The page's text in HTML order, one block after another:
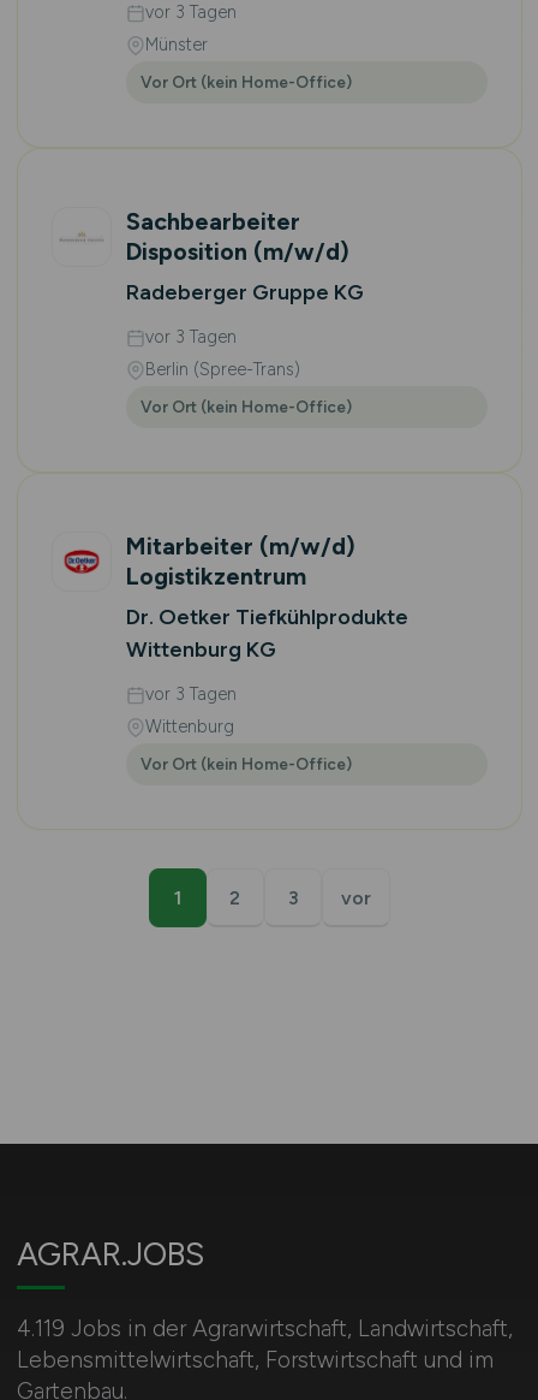
vor 3 Tagen
Münster
Vor Ort (kein Home-Office)
Sachbearbeiter
Disposition (m/w/d)
Radeberger Gruppe KG
vor 3 Tagen
Berlin (Spree-Trans)
Vor Ort (kein Home-Office)
Mitarbeiter (m/w/d)
Logistikzentrum
Dr. Oetker Tiefkühlprodukte
Wittenburg KG
vor 3 Tagen
Wittenburg
Vor Ort (kein Home-Office)
1 2 3 vor
AGRAR.JOBS
4.119 Jobs in der Agrarwirtschaft, Landwirtschaft,
Lebensmittelwirtschaft, Forstwirtschaft und im
Gartenbau.